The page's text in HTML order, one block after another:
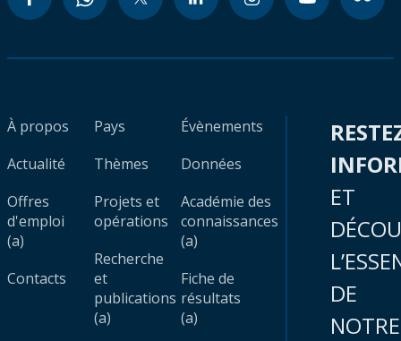
À propos
Actualité
Offres
d'emploi
(a)
Contacts
Pays
Thèmes
Projets et
opérations
Recherche
et
publications
(a)
Évènements
Données
Académie des
connaissances
(a)
Fiche de
résultats
(a)
ET
DE
NOTRE